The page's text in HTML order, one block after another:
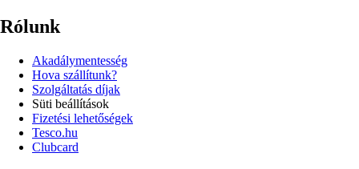
Rólunk
Akadálymentesség
Hova szállítunk?
Szolgáltatás díjak
Süti beállítások
Fizetési lehetőségek
Tesco.hu
Clubcard